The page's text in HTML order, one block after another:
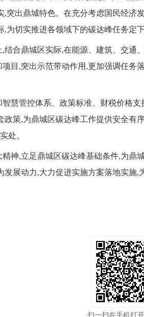
,突出鼎城特色。在充分考虑国民经
为切实推进各领域下的碳达峰任务定下
结合鼎城区实际,在能源、建筑、交
目,突出示范带动作用,更加强调任
慧管控体系、政策标准、财税价格
策,为鼎城区碳达峰工作提供安全有
处。
精神,立足鼎城区碳达峰基础条件,为
展动力,大力促进实施方案落地实施,
扫一扫在手机打